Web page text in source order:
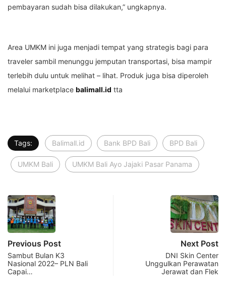
pembayaran sudah bisa dilakukan,” ungkapnya.
Area UMKM ini juga menjadi tempat yang strategis bagi para
traveler sambil menunggu jemputan transportasi, bisa mampir
terlebih dulu untuk melihat – lihat. Produk juga bisa diperoleh
melalui marketplace balimall.id tta
Tags: Balimall.id Bank BPD Bali BPD Bali
UMKM Bali UMKM Bali Ayo Jajaki Pasar Panama
Previous Post
Sambut Bulan K3
Nasional 2022– PLN Bali
Capai…
Next Post
DNI Skin Center
Unggulkan Perawatan
Jerawat dan Flek